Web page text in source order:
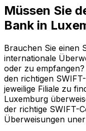
Müssen Sie
Bank in
Brauchen Sie einen
internationale
oder zu
den richtigen
jeweilige Filiale zu
Luxemburg
der richtige SWIFT-
Überweisungen